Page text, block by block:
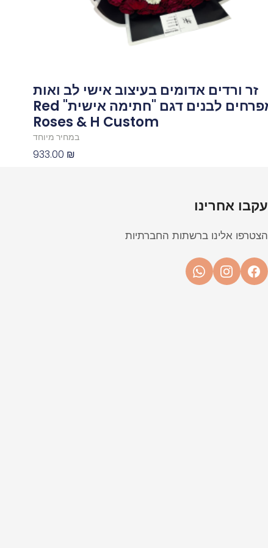
זר ורדים אדומים בעיצוב אישי לב ואות
מפרחים לבנים דגם "חתימה אישית" Red
Roses & H Custom
במחיר מיוחד
933.00 ₪
עקבו אחרינו
הצטרפו אלינו ברשתות החברתיות